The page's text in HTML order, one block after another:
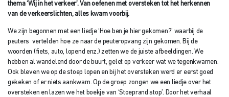
thema ‘Wij in het verkeer’. Van oefenen met oversteken tot het herkennen
van de verkeerslichten, alles kwam voorbij.
We zijn begonnen met een liedje ‘Hoe ben je hier gekomen?’ waarbij de
peuters vertelden hoe ze naar de peuteropvang zijn gekomen. Bij de
woorden (fiets, auto, lopend enz.) zetten we de juiste afbeeldingen. We
hebben al wandelend door de buurt, gelet op verkeer wat we tegenkwamen.
Ook bleven we op de stoep lopen en bij het oversteken werd er eerst goed
gekeken of er niets aankwam. Op de groep zongen we een liedje over het
oversteken en lazen we het boekje van ‘Stoeprand stop’. Door het verhaal